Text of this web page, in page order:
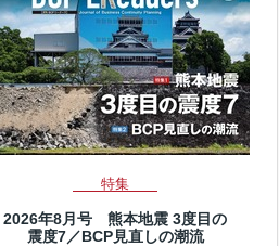
特集
2026年8月号 熊本地震 3度目の
震度7／BCP見直しの潮流